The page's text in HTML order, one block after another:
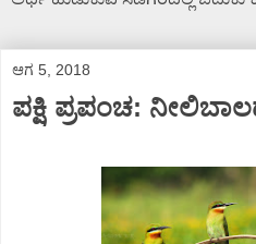
ಆಗ 5, 2018
ಪಕ್ಷಿ ಪ್ರಪಂಚ: